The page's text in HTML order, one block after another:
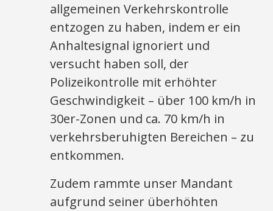
allgemeinen Verkehrskontrolle
entzogen zu haben, indem er ein
Anhaltesignal ignoriert und
versucht haben soll, der
Polizeikontrolle mit erhöhter
Geschwindigkeit – über 100 km/h in
30er-Zonen und ca. 70 km/h in
verkehrsberuhigten Bereichen – zu
entkommen.
Zudem rammte unser Mandant
aufgrund seiner überhöhten